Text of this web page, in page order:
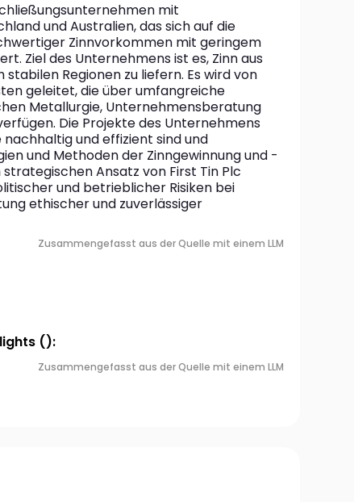
mit
und Australien, das sich auf die
Zinnvorkommen mit geringem
Ziel des Unternehmens ist es, Zinn aus
Regionen zu liefern. Es wird von
geleitet, die über umfangreiche
Metallurgie, Unternehmensberatung
Die Projekte des Unternehmens
nachhaltig und effizient sind und
und Methoden der Zinngewinnung und -
Ansatz von First Tin Plc
und betrieblicher Risiken bei
ethischer und zuverlässiger
Zusammengefasst aus der Quelle mit einem LLM
():
Zusammengefasst aus der Quelle mit einem LLM